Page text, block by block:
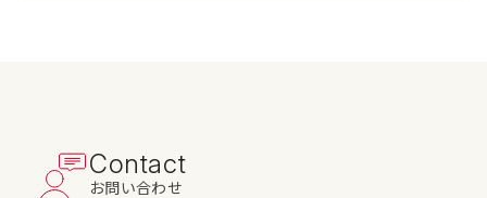
Contact
お問い合わせ